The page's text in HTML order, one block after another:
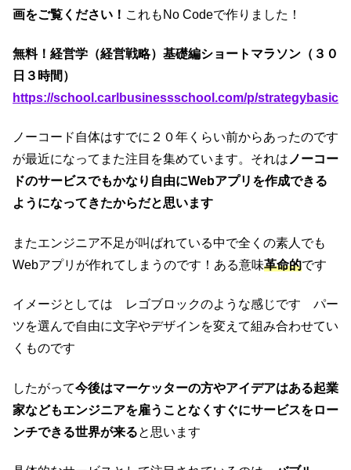
画をご覧ください！ これもNo Codeで作りました！
無料！経営学（経営戦略）基礎編ショートマラソン（３０
日３時間）
https://school.carlbusinessschool.com/p/strategybasic
ノーコード自体はすでに２０年くらい前からあったのです
が最近になってまた注目を集めています。それはノーコー
ドのサービスでもかなり自由にWebアプリを作成できる
ようになってきたからだと思います
またエンジニア不足が叫ばれている中で全くの素人でも
Webアプリが作れてしまうのです！ある意味革命的です
イメージとしては レゴブロックのような感じです パー
ツを選んで自由に文字やデザインを変えて組み合わせてい
くものです
したがって今後はマーケッターの方やアイデアはある起業
家などもエンジニアを雇うことなくすぐにサービスをロー
ンチできる世界が来ると思います